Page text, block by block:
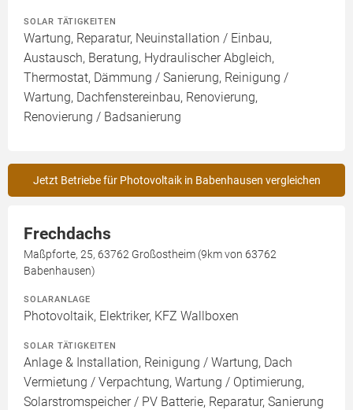
SOLAR TÄTIGKEITEN
Wartung, Reparatur, Neuinstallation / Einbau,
Austausch, Beratung, Hydraulischer Abgleich,
Thermostat, Dämmung / Sanierung, Reinigung /
Wartung, Dachfenstereinbau, Renovierung,
Renovierung / Badsanierung
Jetzt Betriebe für Photovoltaik in Babenhausen vergleichen
Frechdachs
Maßpforte, 25, 63762 Großostheim (9km von 63762
Babenhausen)
SOLARANLAGE
Photovoltaik, Elektriker, KFZ Wallboxen
SOLAR TÄTIGKEITEN
Anlage & Installation, Reinigung / Wartung, Dach
Vermietung / Verpachtung, Wartung / Optimierung,
Solarstromspeicher / PV Batterie, Reparatur, Sanierung